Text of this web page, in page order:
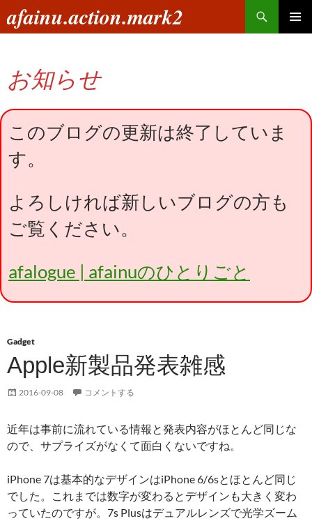
ン
へ
ス
キ
プ
afainu.action.mark2
索
お知らせ
このブログの更新は終了していま
す。
よろしければ新しいブログの方も
ご覧ください。
afalogue | afainuのひとりごと
Gadget
Apple新製品発表雑感
2016-09-08 コメントする
近年は事前に流れている情報と発表内容がほとんど同じな
ので、サプライズがなくて面白くないですね。
iPhone 7は基本的なデザインはiPhone 6/6sとほとんど同じ
でした。これまでは数字が変わるとデザインも大きく変わ
っていたのですが。7s Plusはデュアルレンズで光学ズーム